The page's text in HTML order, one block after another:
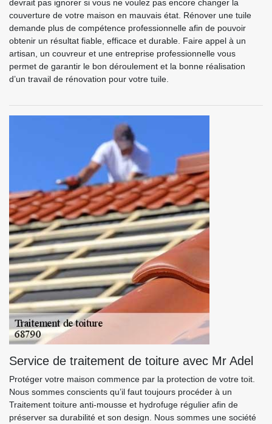
devrait pas ignorer si vous ne voulez pas encore changer la
couverture de votre maison en mauvais état. Rénover une tuile
demande plus de compétence professionnelle afin de pouvoir
obtenir un résultat fiable, efficace et durable. Faire appel à un
artisan, un couvreur et une entreprise professionnelle vous
permet de garantir le bon déroulement et la bonne réalisation
d’un travail de rénovation pour votre tuile.
Service de traitement de toiture avec Mr Adel
Protéger votre maison commence par la protection de votre toit.
Nous sommes conscients qu’il faut toujours procéder à un
Traitement toiture anti-mousse et hydrofuge régulier afin de
préserver sa durabilité et son design. Nous sommes une société